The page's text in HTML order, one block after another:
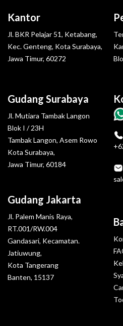
Gudang Surabaya
Jl. Mutiara Tambak Langon
Blok I / 23H
Tambak Langon, Asem Rowo
Kota Surabaya,
Jawa Timur, 60184
Gudang Jakarta
Jl. Palem Manis Raya,
RT.001/RW.004
Gandasari, Kecamatan.
Jatiuwung,
Kota Tangerang
Banten, 15137
Kantor
Jl. BKR Pelajar 51, Ketabang,
Kec. Genteng, Kota Surabaya,
Jawa Timur, 60272